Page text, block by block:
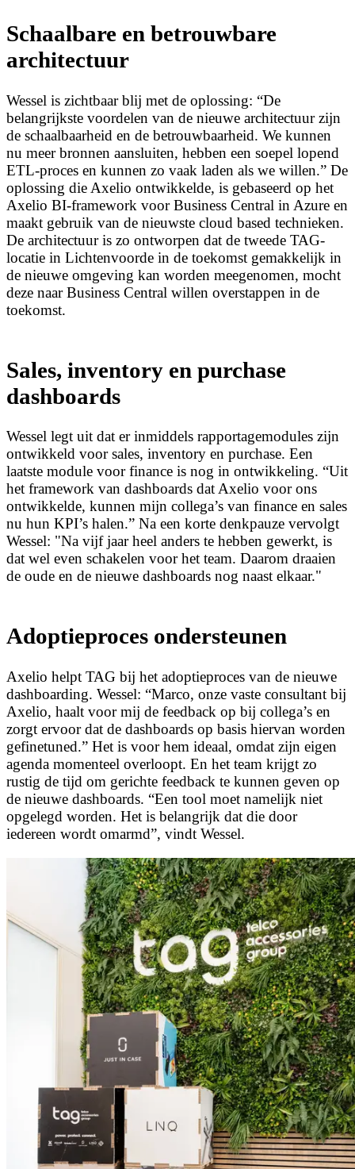
Schaalbare en betrouwbare
architectuur
Wessel is zichtbaar blij met de oplossing: “De
belangrijkste voordelen van de nieuwe architectuur zijn
de schaalbaarheid en de betrouwbaarheid. We kunnen
nu meer bronnen aansluiten, hebben een soepel lopend
ETL-proces en kunnen zo vaak laden als we willen.” De
oplossing die Axelio ontwikkelde, is gebaseerd op het
Axelio BI-framework voor Business Central in Azure en
maakt gebruik van de nieuwste cloud based technieken.
De architectuur is zo ontworpen dat de tweede TAG-
locatie in Lichtenvoorde in de toekomst gemakkelijk in
de nieuwe omgeving kan worden meegenomen, mocht
deze naar Business Central willen overstappen in de
toekomst.
Sales, inventory en purchase
dashboards
Wessel legt uit dat er inmiddels rapportagemodules zijn
ontwikkeld voor sales, inventory en purchase. Een
laatste module voor finance is nog in ontwikkeling. “Uit
het framework van dashboards dat Axelio voor ons
ontwikkelde, kunnen mijn collega’s van finance en sales
nu hun KPI’s halen.” Na een korte denkpauze vervolgt
Wessel: "Na vijf jaar heel anders te hebben gewerkt, is
dat wel even schakelen voor het team. Daarom draaien
de oude en de nieuwe dashboards nog naast elkaar."
Adoptieproces ondersteunen
Axelio helpt TAG bij het adoptieproces van de nieuwe
dashboarding. Wessel: “Marco, onze vaste consultant bij
Axelio, haalt voor mij de feedback op bij collega’s en
zorgt ervoor dat de dashboards op basis hiervan worden
gefinetuned.” Het is voor hem ideaal, omdat zijn eigen
agenda momenteel overloopt. En het team krijgt zo
rustig de tijd om gerichte feedback te kunnen geven op
de nieuwe dashboards. “Een tool moet namelijk niet
opgelegd worden. Het is belangrijk dat die door
iedereen wordt omarmd”, vindt Wessel.